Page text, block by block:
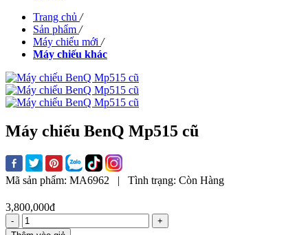
Trang chủ /
Sản phẩm /
Máy chiếu mới /
Máy chiếu khác
Máy chiếu BenQ Mp515 cũ
Mã sản phẩm: MA6962 | Tình trạng: Còn Hàng
3,800,000đ
-
+